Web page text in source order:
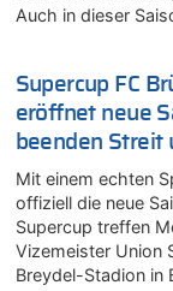
Auch in dieser
Supercup FC
eröffnet neue
beenden Streit
Mit einem echten
offiziell die neue
Supercup treffen
Vizemeister Union
Breydel-Stadion in